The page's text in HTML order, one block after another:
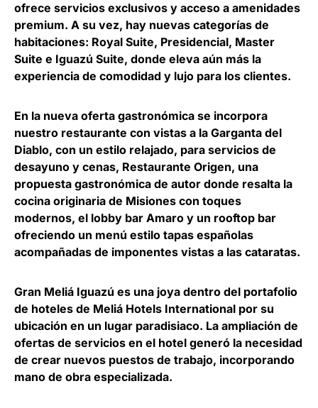
ofrece servicios exclusivos y acceso a amenidades
premium. A su vez, hay nuevas categorías de
habitaciones: Royal Suite, Presidencial, Master
Suite e Iguazú Suite, donde eleva aún más la
experiencia de comodidad y lujo para los clientes.
En la nueva oferta gastronómica se incorpora
nuestro restaurante con vistas a la Garganta del
Diablo, con un estilo relajado, para servicios de
desayuno y cenas, Restaurante Origen, una
propuesta gastronómica de autor donde resalta la
cocina originaria de Misiones con toques
modernos, el lobby bar Amaro y un rooftop bar
ofreciendo un menú estilo tapas españolas
acompañadas de imponentes vistas a las cataratas.
Gran Meliá Iguazú es una joya dentro del portafolio
de hoteles de Meliá Hotels International por su
ubicación en un lugar paradisiaco. La ampliación de
ofertas de servicios en el hotel generó la necesidad
de crear nuevos puestos de trabajo, incorporando
mano de obra especializada.